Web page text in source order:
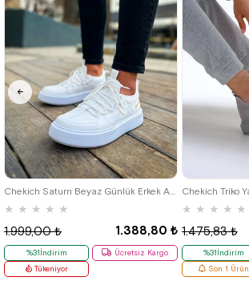
★ ★ ★ ★ ★
1.388,80 ₺
1.999,00 ₺
%31İndirim
Ücretsiz Kargo
Tükeniyor
40 42
★ ★ ★ ★ ★
1.475,83 ₺
%31İndirim
Son 1 Ürün